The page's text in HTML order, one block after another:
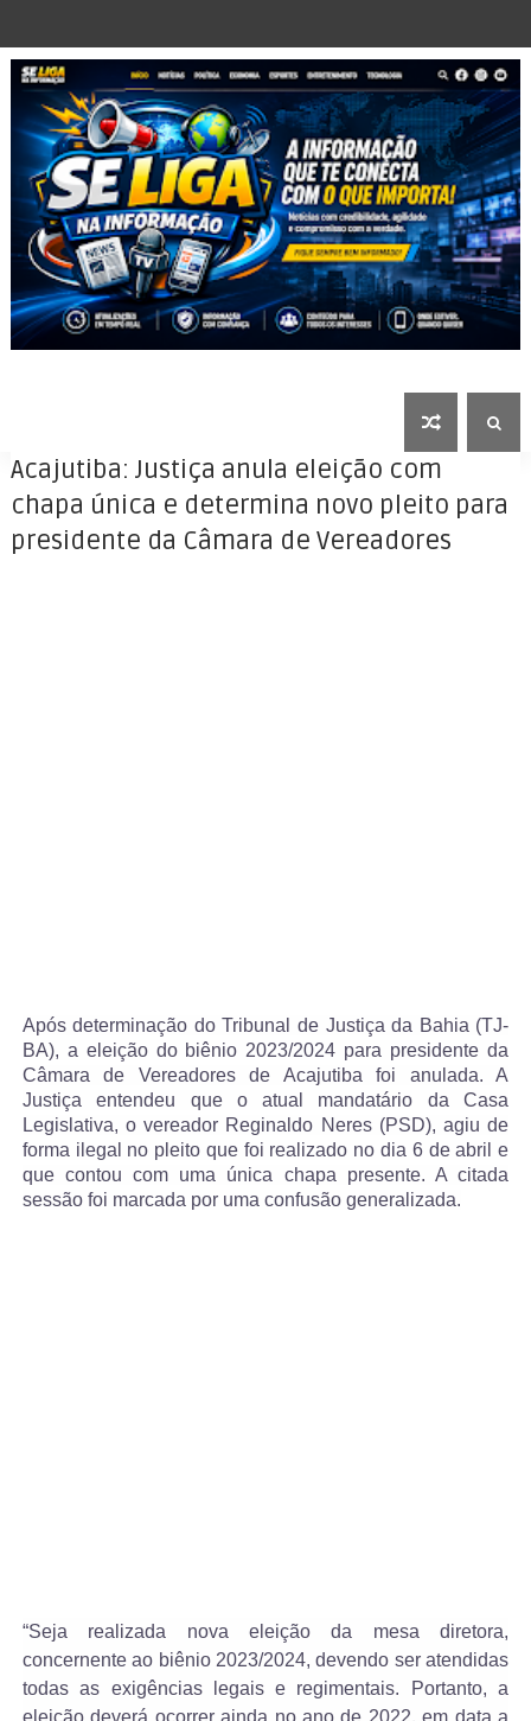
Acajutiba: Justiça anula eleição com
chapa única e determina novo pleito para
presidente da Câmara de Vereadores
Após determinação do Tribunal de Justiça da Bahia (TJ-
BA), a eleição do biênio 2023/2024 para presidente da
Câmara de Vereadores de Acajutiba foi anulada. A
Justiça entendeu que o atual mandatário da Casa
Legislativa, o vereador Reginaldo Neres (PSD), agiu de
forma ilegal no pleito que foi realizado no dia 6 de abril e
que contou com uma única chapa presente. A citada
sessão foi marcada por uma confusão generalizada.
“Seja realizada nova eleição da mesa diretora,
concernente ao biênio 2023/2024, devendo ser atendidas
todas as exigências legais e regimentais. Portanto, a